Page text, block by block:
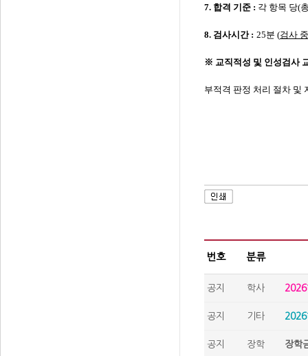
7. 합격 기준 : 각 항목 당(
8. 검사시간: 25분 (검사
※ 교직적성 및 인성검사
부적격 판정 처리 절차 및
번호 분류
공지 학사 2026
공지 기타 2026
공지 장학 장학